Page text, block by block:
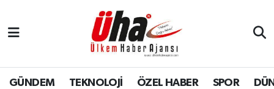
GÜNDEM TEKNOLOJİ ÖZEL HABER SPOR
İstanbul Nöbetçi Eczaneler
İstanbul Hava Durumu